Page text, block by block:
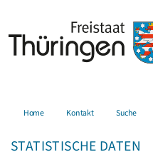
Home Kontakt Suche
STATISTISCHE DATEN